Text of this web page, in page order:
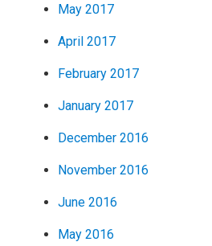
May 2017
April 2017
February 2017
January 2017
December 2016
November 2016
June 2016
May 2016